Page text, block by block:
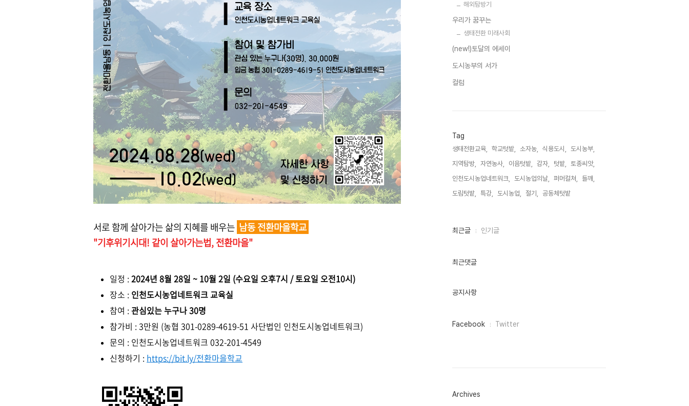
서로 함께 살아가는 삶의 지혜를 배우는 남동 전환마을학교
"기후위기시대! 같이 살아가는법, 전환마을"
일정 : 2024년 8월 28일 ~ 10월 2일 (수요일 오후7시 / 토요일 오전10시)
장소 : 인천도시농업네트워크 교육실
참여 : 관심있는 누구나 30명
참가비 : 3만원 (농협 301-0289-4619-51 사단법인 인천도시농업네트워크)
문의 : 인천도시농업네트워크 032-201-4549
신청하기 : https://bit.ly/전환마을학교
해외탐방기
우리가 꿈꾸는
생태전환 미래사회
(new!)토달의 에세이
도시농부의 서가
컬럼
Tag
생태전환교육, 학교텃밭, 소자농, 식용도시,
도시농부,
지역탐방,
자연농사, 이음텃밭, 감자, 텃밭,
토종씨앗,
인천도시농업네트워크,
도시농업의날, 퍼머컬쳐,
들깨,
도림텃밭,
특강, 도시농업, 절기, 공동체텃밭,
최
인
최근글 인기글
최근댓글
공지사항
페
그
Facebook Twitter
Archives